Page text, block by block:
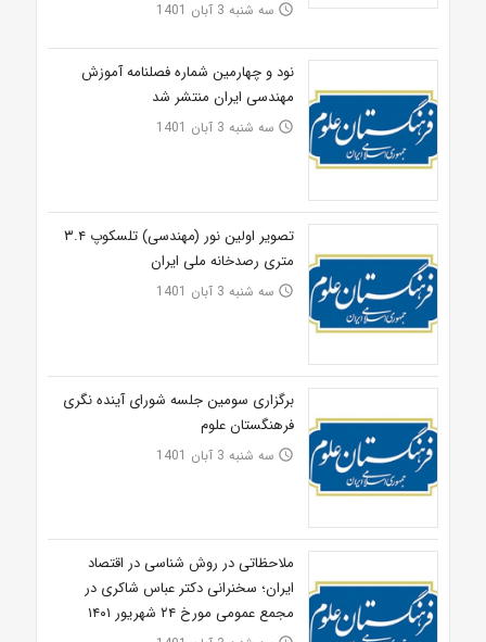
access_time سه شنبه 3 آبان 1401
نود و چهارمین شماره فصلنامه آموزش
مهندسی ایران منتشر شد
access_time سه شنبه 3 آبان 1401
تصویر اولین نور (مهندسی) تلسکوپ ۳.۴
متری رصدخانه ملی ایران
access_time سه شنبه 3 آبان 1401
برگزاری سومین جلسه شورای آینده نگری
فرهنگستان علوم
access_time سه شنبه 3 آبان 1401
ملاحظاتی در روش شناسی در اقتصاد
ایران؛ سخنرانی دکتر عباس شاکری در
مجمع عمومی مورخ ۲۴ شهریور ۱۴۰۱